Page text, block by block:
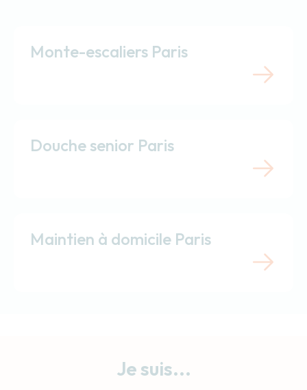
Monte-escaliers Paris
Douche senior Paris
Maintien à domicile Paris
Je suis...